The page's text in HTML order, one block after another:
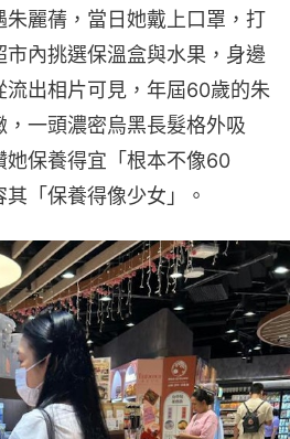
麗蒨，當日她戴上口罩，打
內挑選保溫盒與水果，身邊
出相片可見，年屆60歲的朱
一頭濃密烏黑長髮格外吸
她保養得宜「根本不像60
「保養得像少女」。